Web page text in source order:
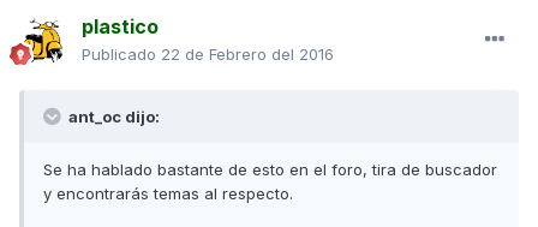
plastico
Publicado 22 de Febrero del 2016
ant_oc dijo:
Se ha hablado bastante de esto en el foro, tira de buscador
y encontrarás temas al respecto.